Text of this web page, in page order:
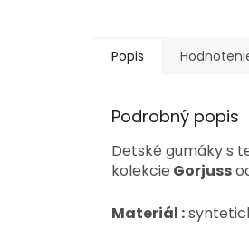
Popis
Podrobný popis
Detské gumáky s
kolekcie Gorjuss
Materiál :